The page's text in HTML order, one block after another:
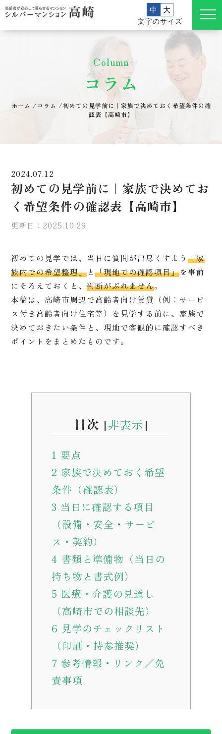
中 大
文字のサイズ
Column
コラム
ホーム / コラム /初めての見学前に｜家族で決めておく希望条件の確
認表【高崎市】
2024.07.12
初めての見学前に｜家族で決めてお
く希望条件の確認表【高崎市】
更新日：2025.10.29
初めての見学では、当日に質問が出尽くすよう「家
族内での希望整理」と「現地での確認項目」を事前
にそろえておくと、判断がぶれません。
本稿は、高崎市周辺で高齢者向け賃貸（例：サービ
ス付き高齢者向け住宅等）を見学する前に、家族で
決めておきたい条件と、現地で客観的に確認すべき
ポイントをまとめたものです。
目次 [非表示]
1 要点
2 家族で決めておく希望
条件（確認表）
3 当日に確認する項目
（設備・安全・サービ
ス・契約）
4 書類と準備物（当日の
持ち物と書式例）
5 医療・介護の見通し
（高崎市での相談先）
6 見学のチェックリスト
（印刷・持参推奨）
7 参考情報・リンク／免
責事項